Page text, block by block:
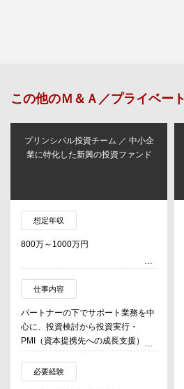
この他のＭ＆Ａ／プライベー
プリンシパル投資チーム ／ 中小企
業に特化した新興の投資ファンド
想定年収
800万～1000万円
仕事内容
パートナーの下でサポート業務を中
心に、投資検討から投資実行・
PMI（資本提携先への成長支援）、
及び最終的な資本提携先売却までの
投資業務全般を担当する。
必要経験